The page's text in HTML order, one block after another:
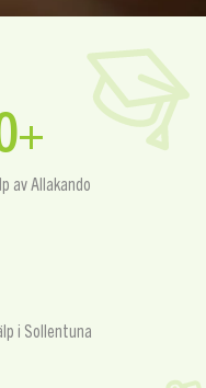
av Allakando
i Sollentuna